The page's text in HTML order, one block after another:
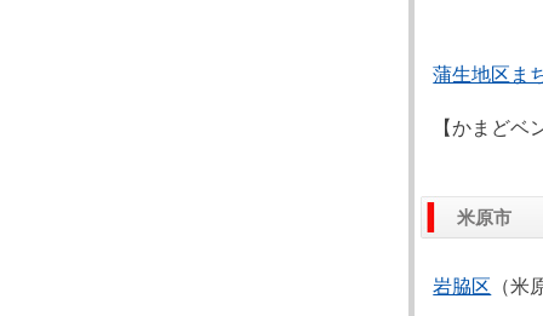
蒲生地区ま
【かまど
米原市
岩脇区 （米